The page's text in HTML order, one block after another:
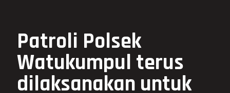
Patroli Polsek
Watukumpul terus
dilaksanakan untuk